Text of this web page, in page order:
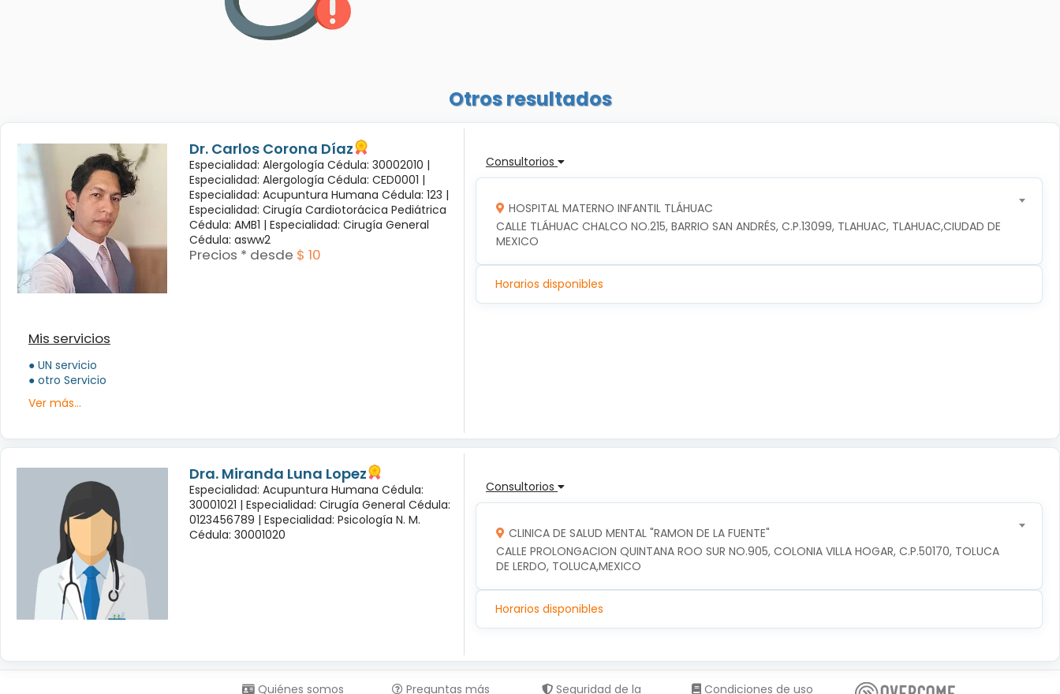
Otros resultados
Dr. Carlos Corona Díaz
Especialidad: Alergología Cédula: 30002010 |
Especialidad: Alergología Cédula: CED0001 |
Especialidad: Acupuntura Humana Cédula: 123 |
Especialidad: Cirugía Cardiotorácica Pediátrica
Cédula: AMB1 | Especialidad: Cirugía General
Cédula: asww2
Precios * desde $ 10
Mis servicios
● UN servicio
● otro Servicio
Ver más...
Consultorios
HOSPITAL MATERNO INFANTIL TLÁHUAC
CALLE TLÁHUAC CHALCO NO.215, BARRIO SAN ANDRÉS, C.P.13099, TLAHUAC, TLAHUAC,CIUDAD DE
MEXICO
Horarios disponibles
Dra. Miranda Luna Lopez
Especialidad: Acupuntura Humana Cédula:
30001021 | Especialidad: Cirugía General Cédula:
0123456789 | Especialidad: Psicología N. M.
Cédula: 30001020
Consultorios
CLINICA DE SALUD MENTAL "RAMON DE LA FUENTE"
CALLE PROLONGACION QUINTANA ROO SUR NO.905, COLONIA VILLA HOGAR, C.P.50170, TOLUCA
DE LERDO, TOLUCA,MEXICO
Horarios disponibles
Quiénes somos Preguntas más Seguridad de la Condiciones de uso